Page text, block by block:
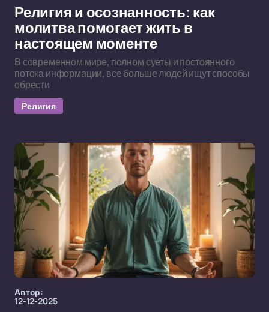
Религия и осознанность: как
молитва помогает жить в
настоящем моменте
В современном мире, полном суеты и постоянного
потока информации, все больше людей ищут способы
обрести
Религия
Автор:
12-12-2025